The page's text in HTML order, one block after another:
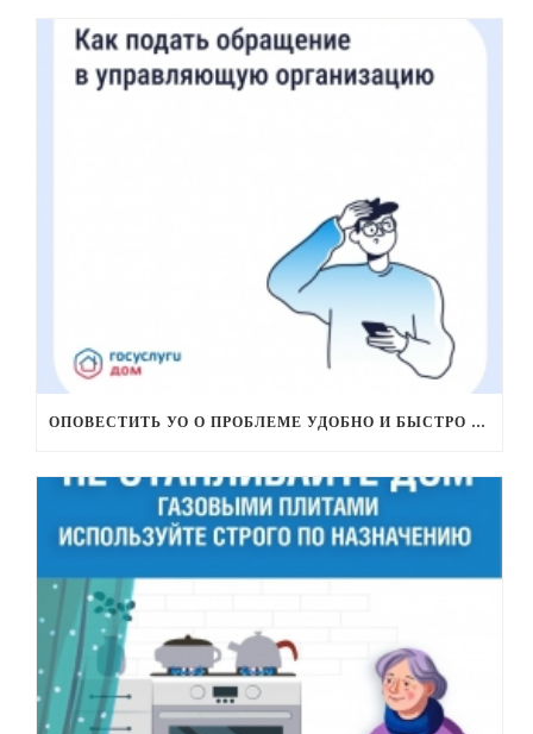
ОПОВЕСТИТЬ УО О ПРОБЛЕМЕ УДОБНО И БЫСТРО МОЖНО ЧЕРЕЗ «ГОСУСЛУГИ ДОМ»